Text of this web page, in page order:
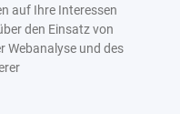
auf Ihre Interessen
den Einsatz von
Webanalyse und des